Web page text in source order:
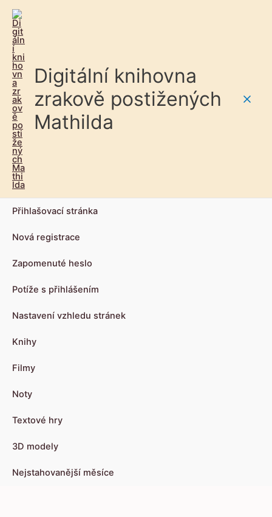
Digitální knihovna
zrakově postižených
Mathilda
Přihlašovací stránka
Nová registrace
Zapomenuté heslo
Potíže s přihlášením
Nastavení vzhledu stránek
Knihy
Filmy
Noty
Textové hry
3D modely
Nejstahovanější měsíce